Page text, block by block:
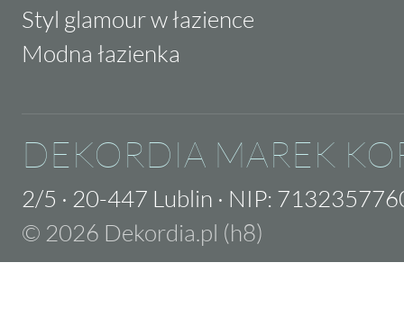
Styl glamour w łazience
Modna łazienka
DEKORDIA MAREK
2/5 · 20-447 Lublin · NIP:
© 2026 Dekordia.pl (h8)